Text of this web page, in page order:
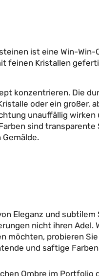
ist eine Win-
feinen Kristallen
konzentrieren. Die
oder ein großer,
unauffällig
sind
Gemälde.
Eleganz und
nicht ihren Adel.
probieren
und saftige
Ombre im